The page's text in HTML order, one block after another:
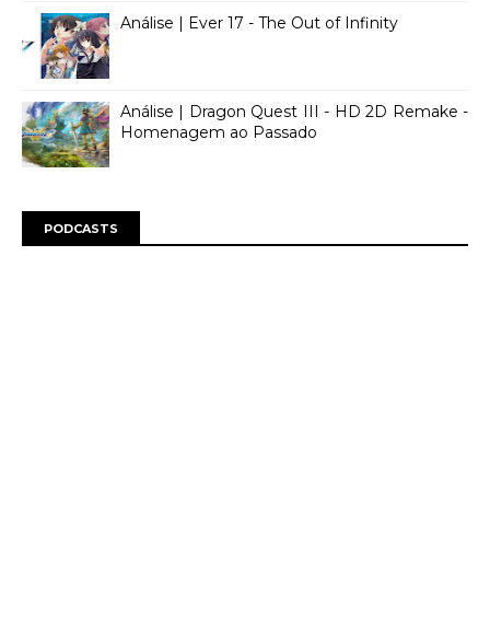
Análise | Ever 17 - The Out of Infinity
Análise | Dragon Quest III - HD 2D Remake -
Homenagem ao Passado
PODCASTS